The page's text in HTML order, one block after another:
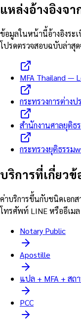
แหล่งอ้างอิงจ
ข้อมูลในหน้านี้อ้างอิงระ
โปรดตรวจสอบฉบับล่าสุด
MFA Thailand —
กระทรวงการต่างป
สำนักงานศาลยุติธ
กระทรวงยุติธรรม
บริการที่เกี่ยว
ค่าบริการขึ้นกับชนิดเอก
โทรศัพท์ LINE หรืออีเมล
Notary Public
Apostille
แปล + MFA + สถ
PCC